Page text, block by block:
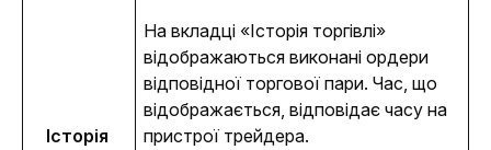
Історія
На вкладці «Історія торгівлі»
відображаються виконані ордери
відповідної торгової пари. Час, що
відображається, відповідає часу на
пристрої трейдера.